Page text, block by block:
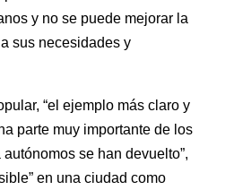
y no se puede mejorar la
sus necesidades y
“el ejemplo más claro y
parte muy importante de los
se han devuelto”,
en una ciudad como